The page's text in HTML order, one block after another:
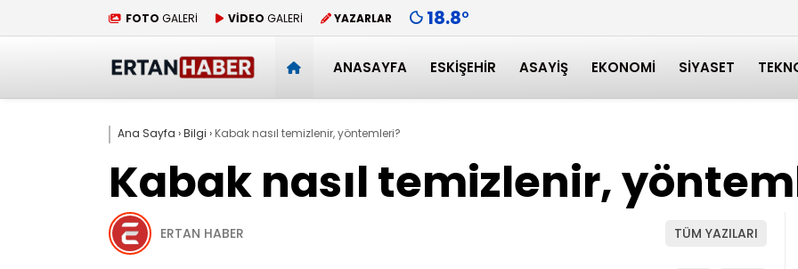
FOTO GALERİ VİDEO GALERİ YAZARLAR 18.8°
ANASAYFA ESKIŞEHIR ASAYIŞ EKONOMI SIYASET
Ana Sayfa ›Bilgi › Kabak nasıl temizlenir, yöntemleri?
Kabak nasıl temizlenir,
ERTAN HABER TÜM YAZILARI